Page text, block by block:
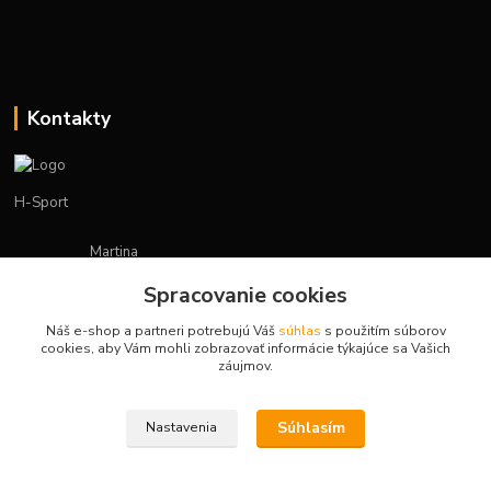
Kontakty
H-Sport
Martina
(Po-Pia, 7-15 hod.)
obchod.hsport@gmail.com
Spracovanie cookies
Náš e-shop a partneri potrebujú Váš súhlas s použitím súborov
cookies, aby Vám mohli zobrazovať informácie týkajúce sa Vašich
záujmov.
Nastavenia Súhlasím